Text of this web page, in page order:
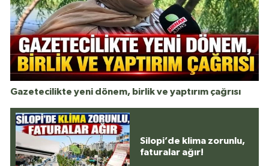
Gazetecilikte yeni dönem, birlik ve yaptırım çağrısı
Silopi’de klima zorunlu,
faturalar ağır!